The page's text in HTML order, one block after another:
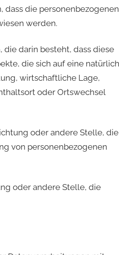
dass die personenbezogenen
werden.
die darin besteht, dass diese
die sich auf eine
wirtschaftliche Lage,
oder Ortswechsel
oder andere Stelle, die
von personenbezogenen
oder andere Stelle, die